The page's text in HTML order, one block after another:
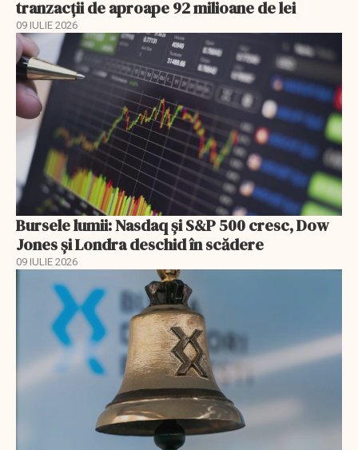
tranzacții de aproape 92 milioane de lei
09 IULIE 2026
Bursele lumii: Nasdaq și S&P 500 cresc, Dow
Jones și Londra deschid în scădere
09 IULIE 2026